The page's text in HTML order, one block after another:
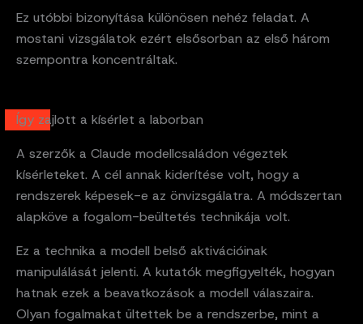
Ez utóbbi bizonyítása különösen nehéz feladat. A
mostani vizsgálatok ezért elsősorban az első három
szempontra koncentráltak.
Így zajlott a kísérlet a laborban
A szerzők a Claude modellcsaládon végeztek
kísérleteket. A cél annak kiderítése volt, hogy a
rendszerek képesek-e az önvizsgálatra. A módszertan
alapköve a fogalom-beültetés technikája volt.
Ez a technika a modell belső aktivációinak
manipulálását jelenti. A kutatók megfigyelték, hogyan
hatnak ezek a beavatkozások a modell válaszaira.
Olyan fogalmakat ültettek be a rendszerbe, mint a